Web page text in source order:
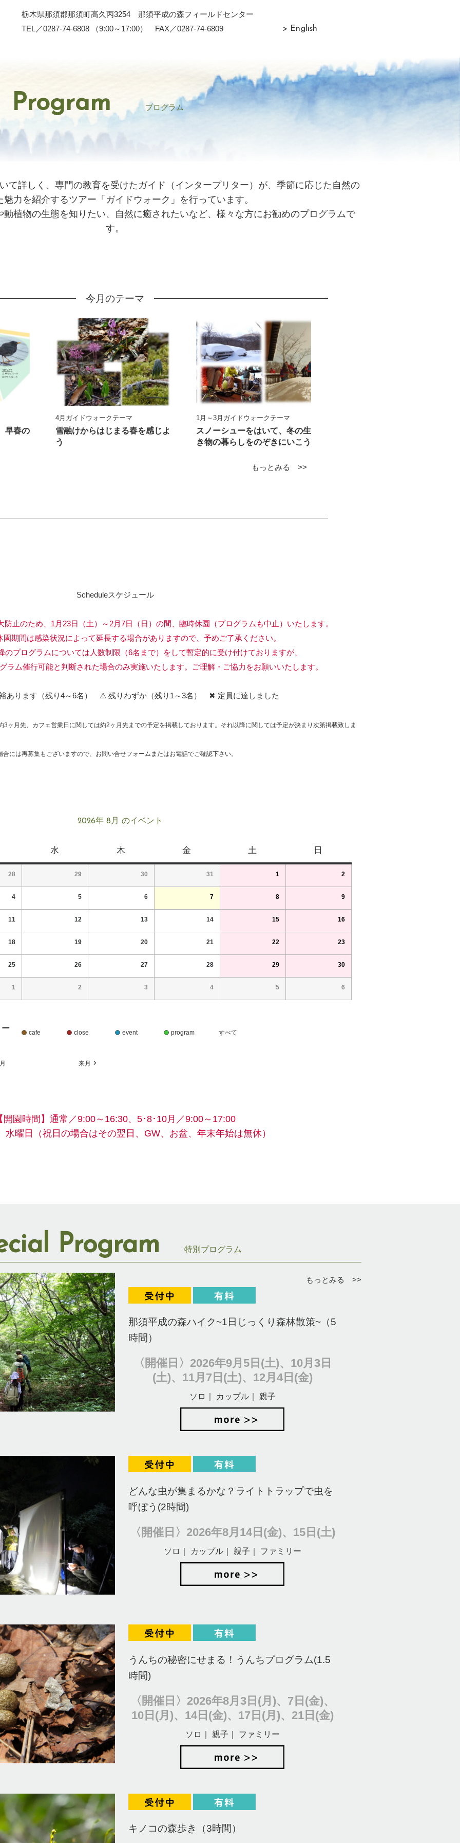
栃木県那須郡那須町高久丙3254 那須平成の森フィールドセンター
TEL／0287-74-6808 （9:00～17:00） FAX／0287-74-6809
> English
Program プログラム
て詳しく、専門の教育を受けたガイド（インタープリター）が、季節に応じた自然の
魅力を紹介するツアー「ガイドウォーク」を行っています。
植物の生態を知りたい、自然に癒されたいなど、様々な方にお勧めのプログラムで
す。
今月のテーマ
早春の
4月ガイドウォークテーマ
雪融けからはじまる春を感じよ
う
1月～3月ガイドウォークテーマ
スノーシューをはいて、冬の生
き物の暮らしをのぞきにいこう
もっとみる >>
Scheduleスケジュール
止のため、1月23日（土）～2月7日（日）の間、臨時休園（プログラムも中止）いたします。
感染状況によって延長する場合がありますので、予めご了承ください。
ラムについては人数制限（6名まで）をして暫定的に受け付けておりますが、
行可能と判断された場合のみ実施いたします。ご理解・ご協力をお願いいたします。
ります（残り4～6名） ⚠ 残りわずか（残り1～3名） ✖ 定員に達しました
ヶ月先、カフェ営業日に関しては約2ヶ月先までの予定を掲載しております。それ以降に関しては予定が決まり次第掲載致しま
には再募集もございますので、お問い合せフォームまたはお電話でご確認下さい。
2026年 8月 のイベント
水 木 金 土 日
28 29 30 31 1 2
4 5 6 7 8 9
11 12 13 14 15 16
18 19 20 21 22 23
25 26 27 28 29 30
1 2 3 4 5 6
ー cafe close event program すべて
来月
開園時間】 通常／9:00～16:30、5･8･10月／9:00～17:00
水曜日
（祝日の場合はその翌日、GW、お盆、年末年始は無休）
Program 特別プログラム
もっとみる >>
那須平成の森ハイク~1日じっくり森林散策~（5
時間）
〈開催日〉2026年9月5日(土)、10月3日
(土)、11月7日(土)、12月4日(金)
ソロ｜ カップル｜ 親子
どんな虫が集まるかな？ライトトラップで虫を
呼ぼう(2時間)
〈開催日〉2026年8月14日(金)、15日(土)
ソロ｜ カップル｜ 親子｜ ファミリー
うんちの秘密にせまる！うんちプログラム(1.5
時間)
〈開催日〉2026年8月3日(月)、7日(金)、
10日(月)、14日(金)、17日(月)、21日(金)
ソロ｜ 親子｜ ファミリー
キノコの森歩き（3時間）